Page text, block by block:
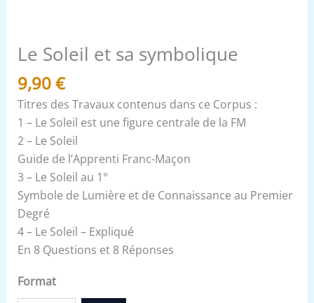
Le Soleil et sa symbolique
9,90€
Titres des Travaux contenus dans ce Corpus :
1 – Le Soleil est une figure centrale de la FM
2 – Le Soleil
Guide de l’Apprenti Franc-Maçon
3 – Le Soleil au 1°
Symbole de Lumière et de Connaissance au Premier
Degré
4 – Le Soleil – Expliqué
En 8 Questions et 8 Réponses
Format